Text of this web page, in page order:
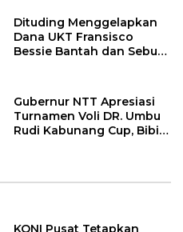
Dituding Menggelapkan
Dana UKT Fransisco
Bessie Bantah dan Sebut
Gubernur NTT Apresiasi
Turnamen Voli DR. Umbu
Rudi Kabunang Cup, Bibit